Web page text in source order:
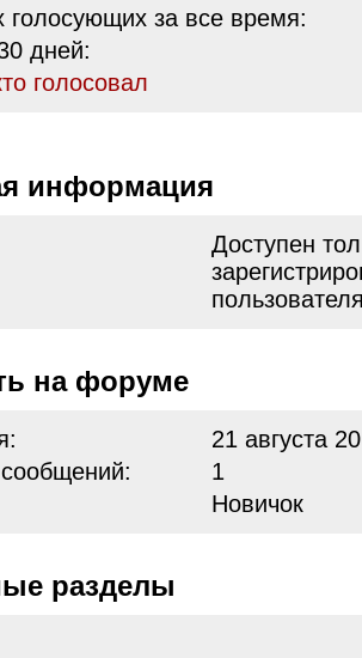
голосующих за все время:
дней:
голосовал
информация
Доступен
на форуме
21 августа
1
Новичок
разделы